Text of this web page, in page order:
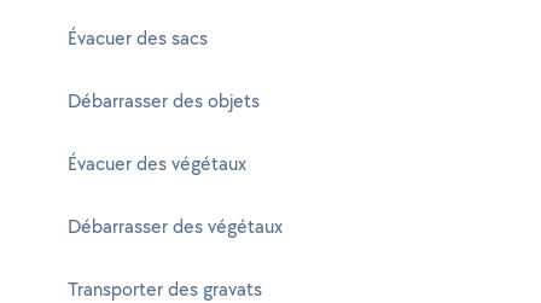
Évacuer des sacs
Débarrasser des objets
Évacuer des végétaux
Débarrasser des végétaux
Transporter des gravats